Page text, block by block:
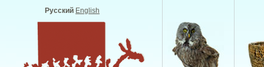
Русский English